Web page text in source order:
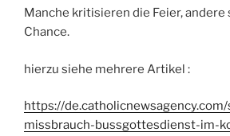
Manche kritisieren die Feier, andere
Chance.
hierzu siehe mehrere Artikel :
https://
missbrauch-bussgottesdienst-im-